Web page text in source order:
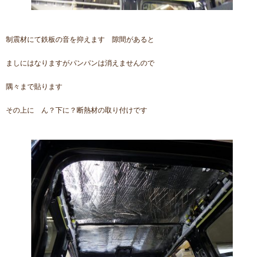
制震材にて鉄板の音を抑えます 隙間があると
ましにはなりますがパンパンは消えませんので
隅々まで貼ります
その上に ん？下に？断熱材の取り付けです